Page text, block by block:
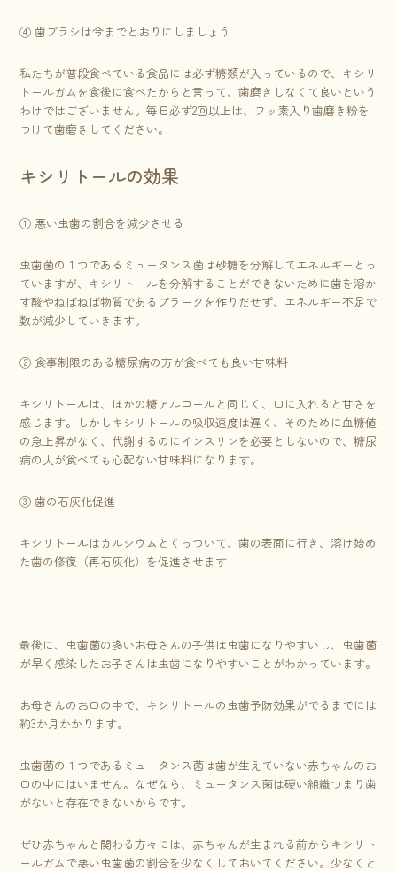
④ 歯ブラシは今までとおりにしましょう
私たちが普段食べている食品には必ず糖類が入っているので、キシリ
トールガムを食後に食べたからと言って、歯磨きしなくて良いという
わけではございません。毎日必ず2回以上は、フッ素入り歯磨き粉を
つけて歯磨きしてください。
キシリトールの効果
① 悪い虫歯の割合を減少させる
虫歯菌の１つであるミュータンス菌は砂糖を分解してエネルギーとっ
ていますが、キシリトールを分解することができないために歯を溶か
す酸やねばねば物質であるプラークを作りだせず、エネルギー不足で
数が減少していきます。
② 食事制限のある糖尿病の方が食べても良い甘味料
キシリトールは、ほかの糖アルコールと同じく、口に入れると甘さを
感じます。しかしキシリトールの吸収速度は遅く、そのために血糖値
の急上昇がなく、代謝するのにインスリンを必要としないので、糖尿
病の人が食べても心配ない甘味料になります。
③ 歯の石灰化促進
キシリトールはカルシウムとくっついて、歯の表面に行き、溶け始め
た歯の修復（再石灰化）を促進させます
最後に、虫歯菌の多いお母さんの子供は虫歯になりやすいし、虫歯菌
が早く感染したお子さんは虫歯になりやすいことがわかっています。
お母さんのお口の中で、キシリトールの虫歯予防効果がでるまでには
約3か月かかります。
虫歯菌の１つであるミュータンス菌は歯が生えていない赤ちゃんのお
口の中にはいません。なぜなら、ミュータンス菌は硬い組織つまり歯
がないと存在できないからです。
ぜひ赤ちゃんと関わる方々には、赤ちゃんが生まれる前からキシリト
ールガムで悪い虫歯菌の割合を少なくしておいてください。少なくと